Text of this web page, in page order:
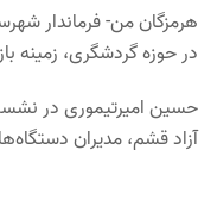
هرمزگان من- فرماندار
در حوزه گردشگری، زمینه
حسین امیرتیموری در
آزاد قشم، مدیران